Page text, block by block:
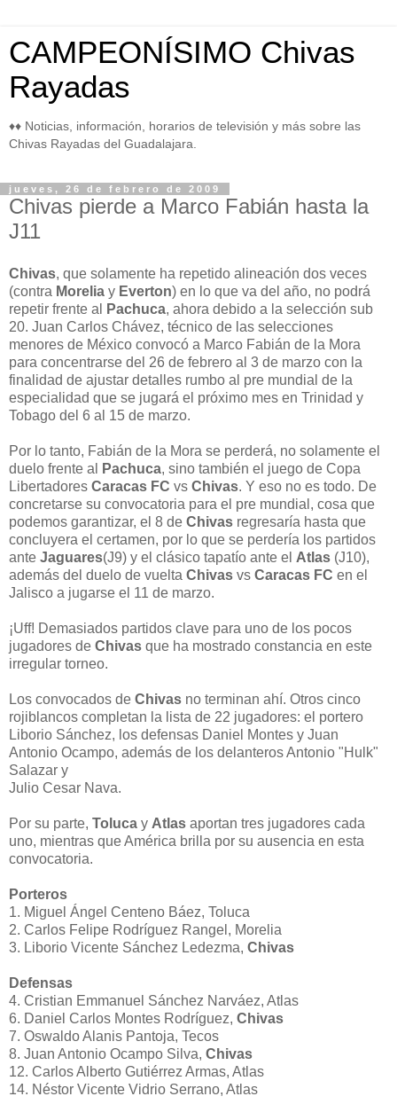
CAMPEONÍSIMO Chivas
Rayadas
♦♦ Noticias, información, horarios de televisión y más sobre las
Chivas Rayadas del Guadalajara.
jueves, 26 de febrero de 2009
Chivas pierde a Marco Fabián hasta la
J11
Chivas, que solamente ha repetido alineación dos veces
(contra Morelia y Everton) en lo que va del año, no podrá
repetir frente al
Pachuca, ahora debido a la selección sub
20. Juan Carlos Chávez, técnico de las selecciones
menores de México convocó a Marco Fabián de la Mora
para concentrarse del 26 de febrero al 3 de marzo con la
finalidad de ajustar detalles rumbo al pre mundial de la
especialidad que se jugará el próximo mes en Trinidad y
Tobago del 6 al 15 de marzo.
Por lo tanto, Fabián de la Mora se perderá, no solamente el
duelo frente al
Pachuca, sino también el juego de Copa
Libertadores Caracas FC vs Chivas. Y eso no es todo. De
concretarse su convocatoria para el pre mundial, cosa que
podemos garantizar, el 8 de Chivas regresaría hasta que
concluyera el certamen, por lo que se perdería los partidos
ante Jaguares(J9) y el clásico tapatío ante el Atlas (J10),
además del duelo de vuelta Chivas vs Caracas FC en el
Jalisco a jugarse el 11 de marzo.
¡Uff! Demasiados partidos clave para uno de los pocos
jugadores de Chivas que ha mostrado constancia en este
irregular torneo.
Los convocados de Chivas no terminan ahí. Otros cinco
rojiblancos completan la lista de 22 jugadores: el portero
Liborio Sánchez, los defensas Daniel Montes y Juan
Antonio Ocampo, además de los delanteros Antonio "Hulk"
Salazar y
Julio Cesar Nava.
Por su parte, Toluca y Atlas aportan tres jugadores cada
uno, mientras que América brilla por su ausencia en esta
convocatoria.
Porteros
1. Miguel Ángel Centeno Báez, Toluca
2. Carlos Felipe Rodríguez Rangel, Morelia
3. Liborio Vicente Sánchez Ledezma, Chivas
Defensas
4. Cristian Emmanuel Sánchez Narváez, Atlas
6. Daniel Carlos Montes Rodríguez, Chivas
7. Oswaldo Alanis Pantoja, Tecos
8. Juan Antonio Ocampo Silva, Chivas
12. Carlos Alberto Gutiérrez Armas, Atlas
14. Néstor Vicente Vidrio Serrano, Atlas